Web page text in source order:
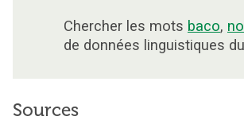
Chercher les mots baco,
de données linguistiques
Sources